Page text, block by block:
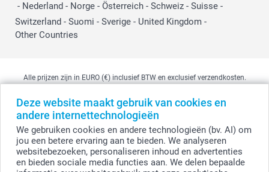
Deze website maakt gebruik van cookies en
andere internettechnologieën
We gebruiken cookies en andere technologieën (bv. AI) om
jou een betere ervaring aan te bieden. We analyseren
websitebezoeken, personaliseren inhoud en advertenties
en bieden sociale media functies aan. We delen bepaalde
- Nederland - Norge - Österreich - Schweiz - Suisse -
Switzerland - Suomi - Sverige - United Kingdom -
Other Countries
© smartphoto group. Alle rechten voorbehouden
smartphoto group NV.
Kwatrechtsteenweg 160, 9230 Wetteren, België
BTW-nummer BE 0405.706.755
Ondernemingsnummer 0405.706.755.
Bankgegevens: IBAN BE71 2850 2711 5569 - BIC: GEBABEBB
Alle prijzen zijn in EURO (€) inclusief BTW en exclusief verzendkosten.